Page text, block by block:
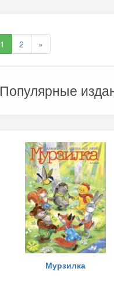
1 2 »
Популярные
Мурзилка